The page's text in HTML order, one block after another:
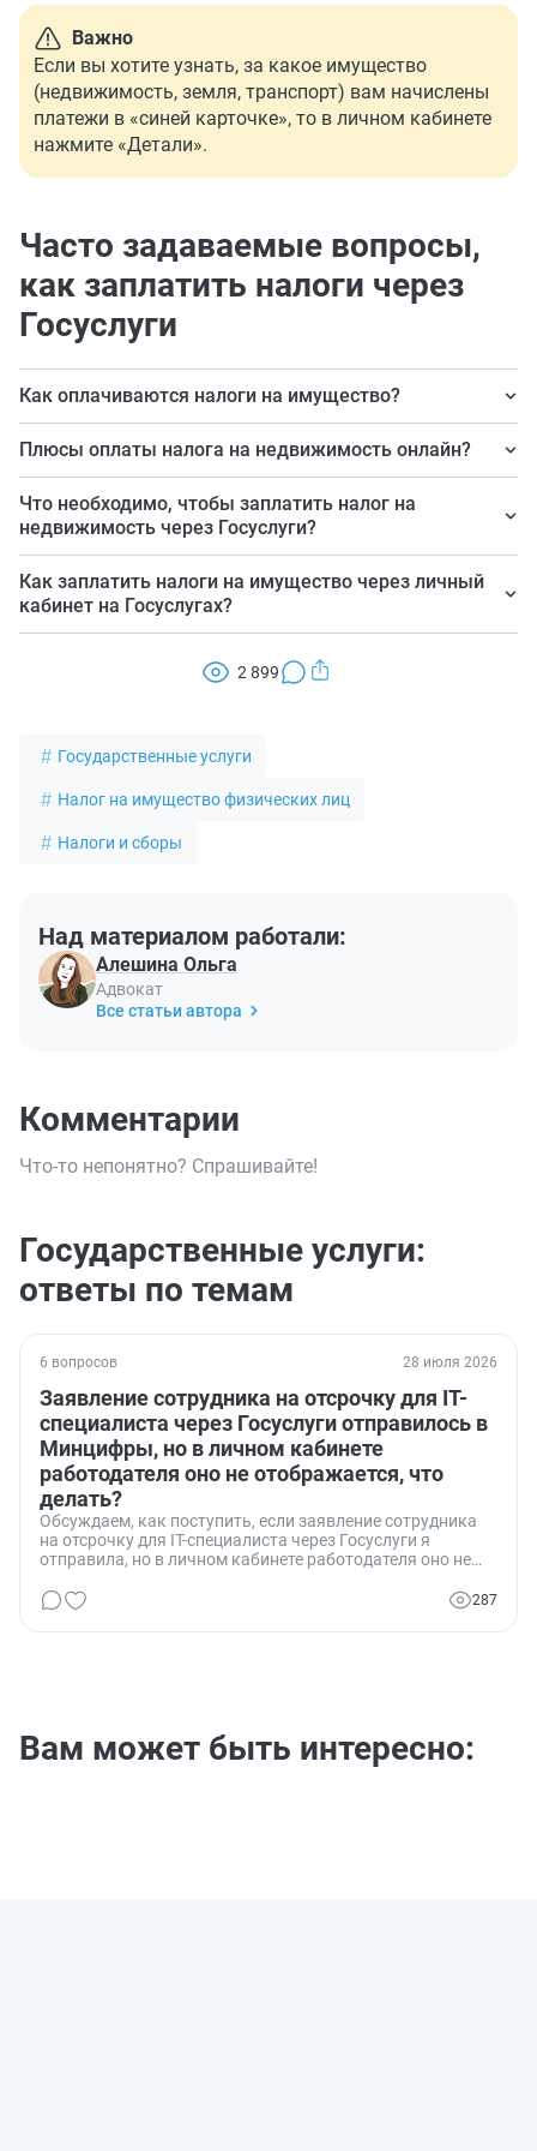
Важно
Если вы хотите узнать, за какое имущество
(недвижимость, земля, транспорт) вам начислены
платежи в «синей карточке», то в личном кабинете
нажмите «Детали».
Часто задаваемые вопросы,
как заплатить налоги через
Госуслуги
Как оплачиваются налоги на имущество?
Наличными по квитанции в банке (банкомате) или
Плюсы оплаты налога на недвижимость онлайн?
Удобство и быстрота — заплатить можно, не выходя
из дома, не тратя время на посещение банка, в любое
время, даже нерабочее.
Что необходимо, чтобы заплатить налог на
недвижимость через Госуслуги?
Подтвержденная учетная запись на портале и
введенный в личном кабинете ИНН.
Как заплатить налоги на имущество через личный
кабинет на Госуслугах?
платежи отображаются в разделе «К оплате» либо в
2 899
Государственные услуги
Налог на имущество физических лиц
Налоги и сборы
Над материалом работали:
Алешина Ольга
Адвокат
Все статьи автора
Комментарии
Что-то непонятно? Спрашивайте!
Государственные услуги:
ответы по темам
6 вопросов 28 июля 2026
Заявление сотрудника на отсрочку для IT-
специалиста через Госуслуги отправилось в
Минцифры, но в личном кабинете
работодателя оно не отображается, что
делать?
Обсуждаем, как поступить, если заявление сотрудника
на отсрочку для IT-специалиста через Госуслуги я
отправила, но в личном кабинете работодателя оно не
287
Вам может быть интересно: